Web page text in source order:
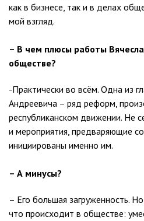
как в бизнесе, так и в делах
мой взгляд.
– В чем плюсы работы
обществе?
-Практически во всём. Одна из
Андреевича – ряд реформ,
республиканском движении. Не
и мероприятия, предваряющие
инициированы именно им.
– А минусы?
– Его большая загруженность.
что происходит в обществе: